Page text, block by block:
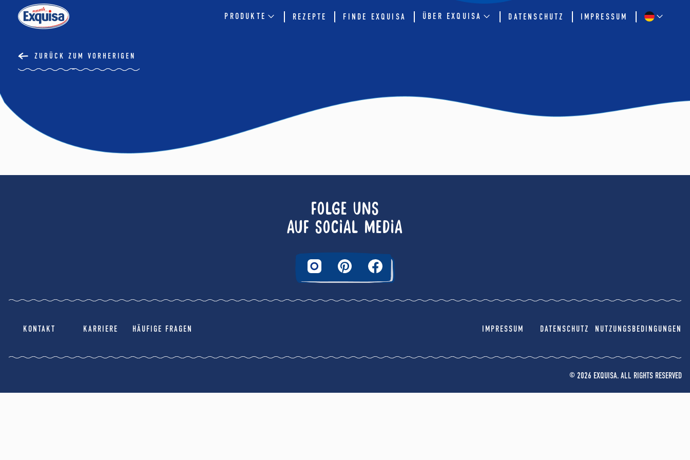
PRODUKTE REZEPTE FINDE EXQUISA ÜBER EXQUISA DATENSCHUTZ IMPRESSUM
ZURÜCK ZUM VORHERIGEN
FOLGE UNS
AUF SOCIAL MEDIA
KONTAKT KARRIERE HÄUFIGE FRAGEN IMPRESSUM DATENSCHUTZ NUTZUNGSBEDINGUNGEN
© 2026 EXQUISA. ALL RIGHTS RESERVED